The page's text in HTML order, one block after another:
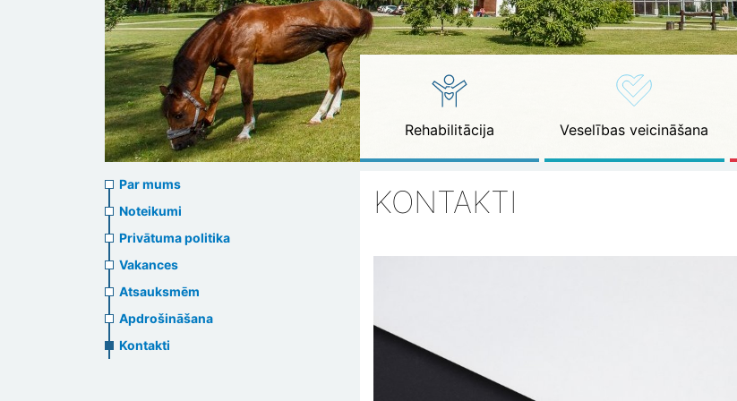
Rehabilitācija Veselības veicināšana
About
us
header
menu
Par mums
Noteikumi
Privātuma politika
Vakances
Atsauksmēm
Apdrošināšana
Kontakti
KONTAKTI